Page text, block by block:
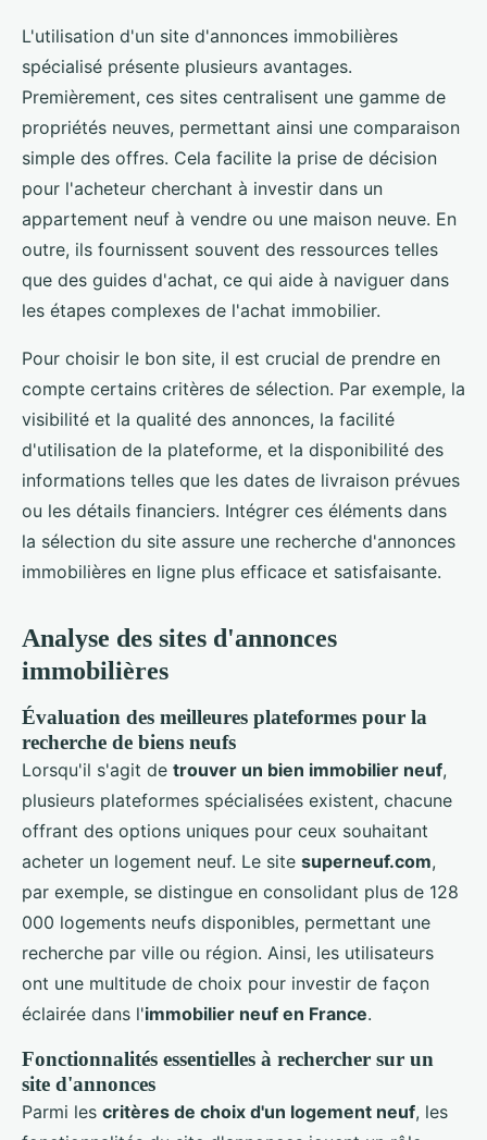
L'utilisation d'un site d'annonces immobilières
spécialisé présente plusieurs avantages.
Premièrement, ces sites centralisent une gamme de
propriétés neuves, permettant ainsi une comparaison
simple des offres. Cela facilite la prise de décision
pour l'acheteur cherchant à investir dans un
appartement neuf à vendre ou une maison neuve. En
outre, ils fournissent souvent des ressources telles
que des guides d'achat, ce qui aide à naviguer dans
les étapes complexes de l'achat immobilier.
Pour choisir le bon site, il est crucial de prendre en
compte certains critères de sélection. Par exemple, la
visibilité et la qualité des annonces, la facilité
d'utilisation de la plateforme, et la disponibilité des
informations telles que les dates de livraison prévues
ou les détails financiers. Intégrer ces éléments dans
la sélection du site assure une recherche d'annonces
immobilières en ligne plus efficace et satisfaisante.
Analyse des sites d'annonces
immobilières
Évaluation des meilleures plateformes pour la
recherche de biens neufs
Lorsqu'il s'agit de trouver un bien immobilier neuf,
plusieurs plateformes spécialisées existent, chacune
offrant des options uniques pour ceux souhaitant
acheter un logement neuf. Le site superneuf.com,
par exemple, se distingue en consolidant plus de 128
000 logements neufs disponibles, permettant une
recherche par ville ou région. Ainsi, les utilisateurs
ont une multitude de choix pour investir de façon
éclairée dans l'immobilier neuf en France.
Fonctionnalités essentielles à rechercher sur un
site d'annonces
Parmi les critères de choix d'un logement neuf, les